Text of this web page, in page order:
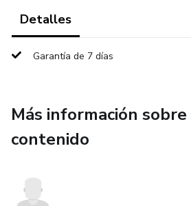
Detalles
Garantía de 7 días
Más información
contenido